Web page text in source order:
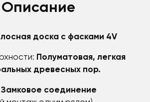
Описание
доска с фасками 4V
Полуматовая, легкая
древесных пор.
Замковое соединение